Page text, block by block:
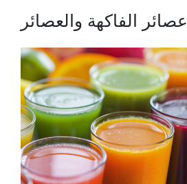
عصائر الفاكهة والعصائر